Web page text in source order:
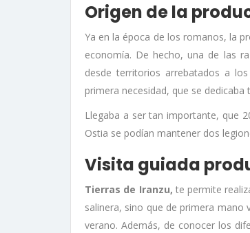
Origen de la
Ya en la época de los romanos, la
economía. De hecho, una de las
desde territorios arrebatados a
primera necesidad, que se
Llegaba a ser tan importante, que
Ostia se podían mantener dos
Visita guiada
Tierras de Iranzu, te permite
salinera, sino que de primera mano
verano. Además, de conocer los